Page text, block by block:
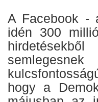
A Facebook -
idén 300
hogy a